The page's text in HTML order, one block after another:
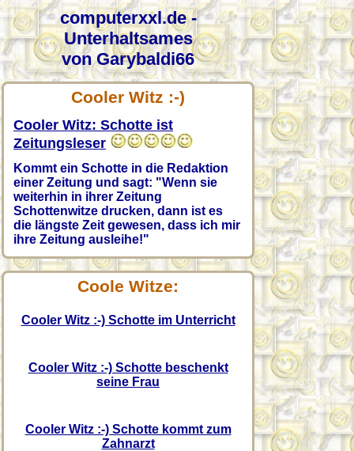
computerxxl.de -
Unterhaltsames
von Garybaldi66
Cooler Witz :-)
Cooler Witz: Schotte ist
Zeitungsleser
Kommt ein Schotte in die Redaktion
einer Zeitung und sagt: "Wenn sie
weiterhin in ihrer Zeitung
Schottenwitze drucken, dann ist es
die längste Zeit gewesen, dass ich mir
ihre Zeitung ausleihe!"
Coole Witze:
Cooler Witz :-) Schotte im Unterricht
Cooler Witz :-) Schotte beschenkt
seine Frau
Cooler Witz :-) Schotte kommt zum
Zahnarzt